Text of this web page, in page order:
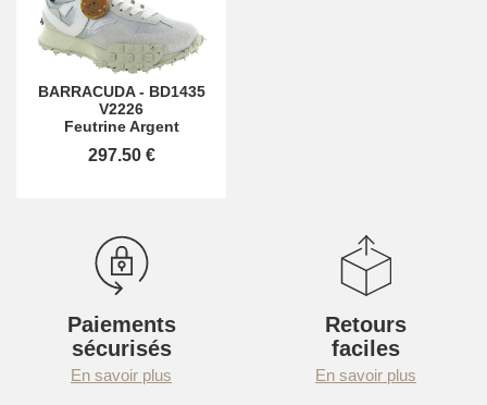
BARRACUDA- BD1435
V2226
Feutrine Argent
297.50 €
Paiements
sécurisés
En savoir plus
Retours
faciles
En savoir plus